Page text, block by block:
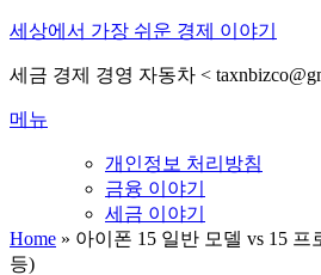
내
으
바
세상에서 가장 쉬운 경제 이야기
세금 경제 경영 자동차 <
메뉴
개인정보 처리방침
금융 이야기
세금 이야기
Home » 아이폰 15 일반 모델 vs 15 프
등)